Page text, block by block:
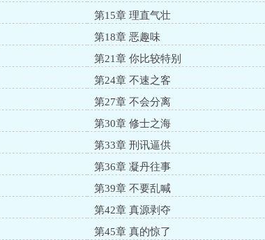
第15章 理直气壮
第18章 恶趣味
第21章 你比较特别
第24章 不速之客
第27章 不会分离
第30章 修士之海
第33章 刑讯逼供
第36章 凝丹往事
第39章 不要乱喊
第42章 真源剥夺
第45章 真的惊了